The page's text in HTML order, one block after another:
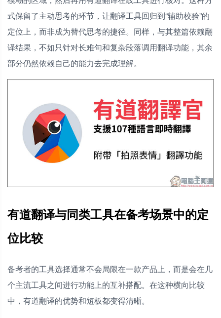
式保留了主动思考的环节，让翻译工具回归到“辅助校验”的
定位上，而非成为替代思考的捷径。同样，与其整篇依赖翻
译结果，不如只针对长难句和复杂段落调用翻译功能，其余
部分仍然依赖自己的能力去完成理解。
有道翻译与同类工具在备考场景中的定
位比较
备考者的工具选择通常不会局限在一款产品上，而是会在几
个主流工具之间进行功能上的互补搭配。在这种横向比较
中，有道翻译的优势和短板都变得清晰。